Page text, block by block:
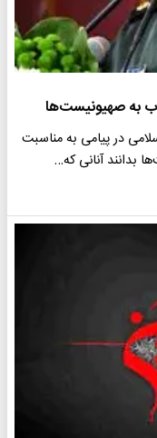
به صهیونیست‌ها
در پیامی به مناسبت
بدانند آنانی که…